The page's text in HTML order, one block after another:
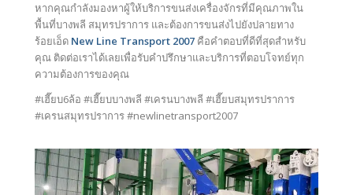
หากคุณกำลังมองหาผู้ให้บริการขนส่งเครื่องจักรที่มีคุณภาพใน
พื้นที่บางพลี สมุทรปราการ และต้องการขนส่งไปยังปลายทาง
ร้อยเอ็ด New Line Transport 2007คือคำตอบที่ดีที่สุดสำหรับ
คุณ ติดต่อเราได้เลยเพื่อรับคำปรึกษาและบริการที่ตอบโจทย์ทุก
ความต้องการของคุณ
#เฮี๊ยบ6ล้อ #เฮี๊ยบบางพลี #เครนบางพลี #เฮี๊ยบสมุทรปราการ
#เครนสมุทรปราการ #newlinetransport2007